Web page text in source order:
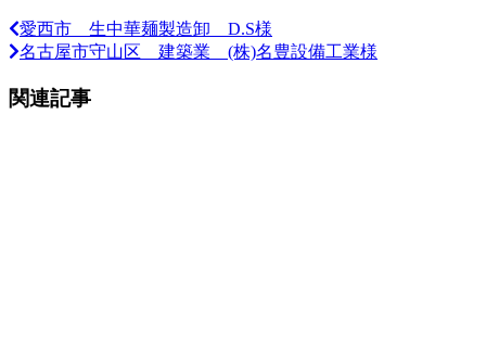
愛西市 生中華麺製造卸 D.S様
名古屋市守山区 建築業 (株)名豊設備工業様
関連記事